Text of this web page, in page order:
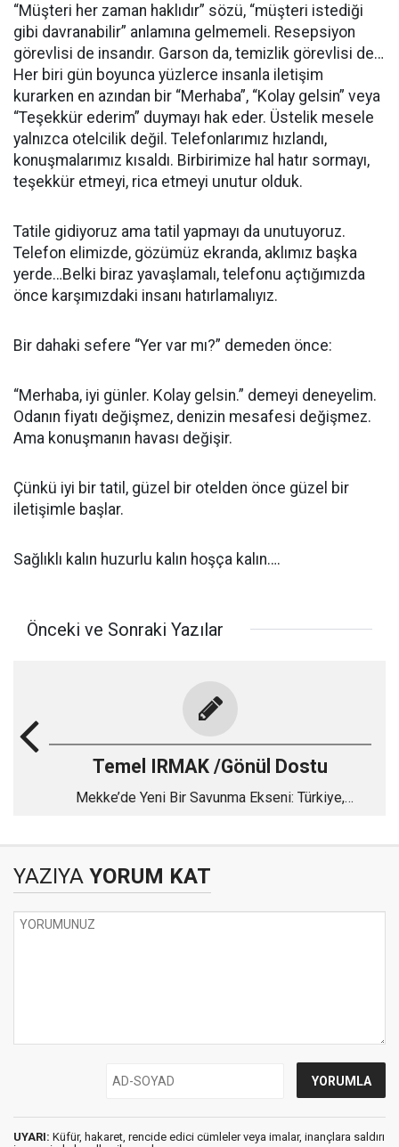
“Müşteri her zaman haklıdır” sözü, “müşteri istediği
gibi davranabilir” anlamına gelmemeli. Resepsiyon
görevlisi de insandır. Garson da, temizlik görevlisi de…
Her biri gün boyunca yüzlerce insanla iletişim
kurarken en azından bir “Merhaba”, “Kolay gelsin” veya
“Teşekkür ederim” duymayı hak eder. Üstelik mesele
yalnızca otelcilik değil. Telefonlarımız hızlandı,
konuşmalarımız kısaldı. Birbirimize hal hatır sormayı,
teşekkür etmeyi, rica etmeyi unutur olduk.
Tatile gidiyoruz ama tatil yapmayı da unutuyoruz.
Telefon elimizde, gözümüz ekranda, aklımız başka
yerde…Belki biraz yavaşlamalı, telefonu açtığımızda
önce karşımızdaki insanı hatırlamalıyız.
Bir dahaki sefere “Yer var mı?” demeden önce:
“Merhaba, iyi günler. Kolay gelsin.” demeyi deneyelim.
Odanın fiyatı değişmez, denizin mesafesi değişmez.
Ama konuşmanın havası değişir.
Çünkü iyi bir tatil, güzel bir otelden önce güzel bir
iletişimle başlar.
Sağlıklı kalın huzurlu kalın hoşça kalın….
Önceki ve Sonraki Yazılar
Temel IRMAK /Gönül Dostu
Mekke’de Yeni Bir Savunma Ekseni: Türkiye,
YAZIYA YORUM KAT
UYARI: Küfür, hakaret, rencide edici cümleler veya imalar, inançlara saldırı